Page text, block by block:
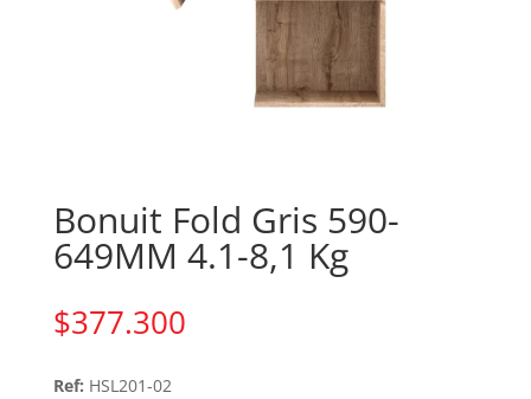
Bonuit Fold Gris 590-
649MM 4.1-8,1 Kg
$377.300
Ref: HSL201-02